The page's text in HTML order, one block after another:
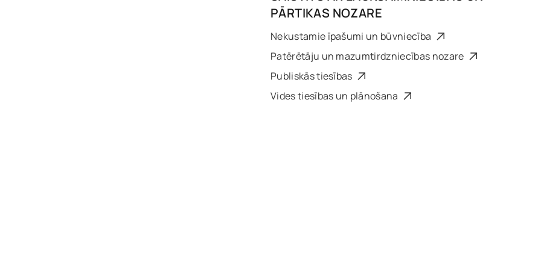
PĀRTIKAS NOZARE
Nekustamie īpašumi un būvniecība
Patērētāju un mazumtirdzniecības nozare
Publiskās tiesības
Vides tiesības un plānošana